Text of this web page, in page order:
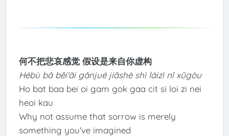
何不把悲哀感觉 假设是来自你虚构
Hébù bǎ bēi'āi gǎnjué jiǎshè shì láizì nǐ xūgòu
Ho bat baa bei oi gam gok gaa cit si loi zi nei
heoi kau
Why not assume that sorrow is merely
something you've imagined